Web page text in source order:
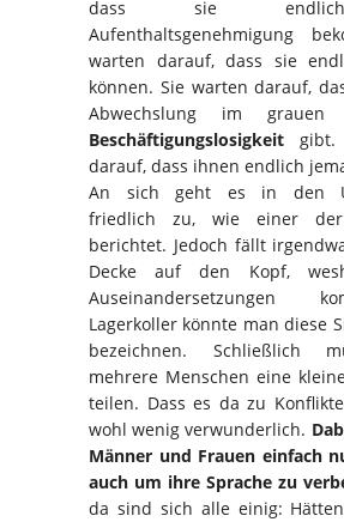
dass sie
Aufenthaltsgenehmigung
warten darauf, dass sie
können. Sie warten darauf,
Abwechslung im
Beschäftigungslosigkeit gibt.
darauf, dass ihnen endlich
An sich geht es in den
friedlich zu, wie einer der
berichtet. Jedoch fällt
Decke auf den Kopf,
Auseinandersetzungen
Lagerkoller könnte man diese
bezeichnen. Schließlich
mehrere Menschen eine
teilen. Dass es da zu
wohl wenig verwunderlich.
Männer und Frauen einfach
auch um ihre Sprache zu
da sind sich alle einig: